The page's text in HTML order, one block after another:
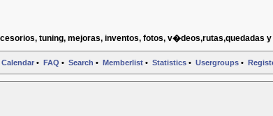
tuning, mejoras, inventos, fotos, v�deos,rutas,quedadas
Calendar • FAQ • Search • Memberlist • Statistics • Usergroups •